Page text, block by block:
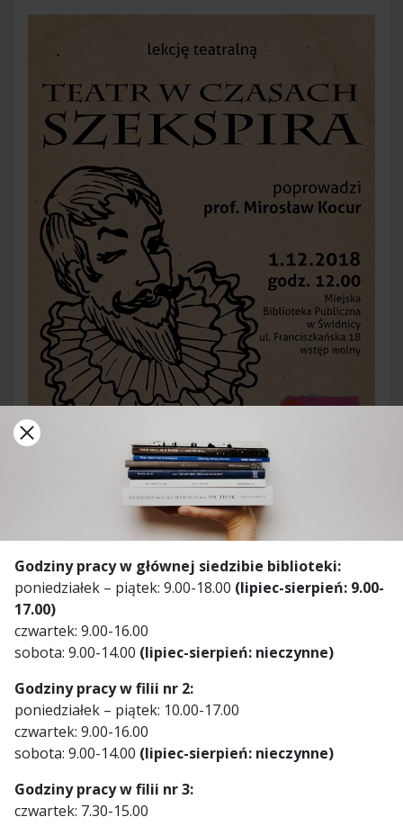
Godziny pracy w głównej siedzibie biblioteki:
poniedziałek – piątek: 9.00-18.00 (lipiec-sierpień: 9.00-
17.00)
czwartek: 9.00-16.00
sobota: 9.00-14.00 (lipiec-sierpień: nieczynne)
Godziny pracy w filii nr 2:
poniedziałek – piątek: 10.00-17.00
czwartek: 9.00-16.00
sobota: 9.00-14.00 (lipiec-sierpień: nieczynne)
Godziny pracy w filii nr 3:
czwartek: 7.30-15.00
28 listopada 2018
Ostatnie informacje
Lato z książką na tarasie 2026
DOWIEDZ SIĘ WIĘCEJ
Za nami Piknik Świętojański